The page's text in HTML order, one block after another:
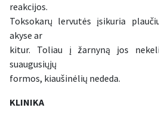
reakcijos.
Toksokarų lervutės įsikuria
akyse ar
kitur. Toliau į žarnyną jos
suaugusiųjų
formos, kiaušinėlių nededa.
KLINIKA